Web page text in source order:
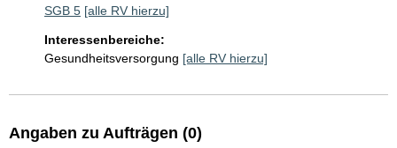
SGB 5 [alle RV hierzu]
Interessenbereiche:
Gesundheitsversorgung [alle RV hierzu]
Angaben zu Aufträgen (0)